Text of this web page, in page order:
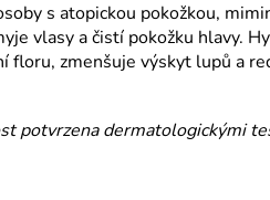
s atopickou pokožkou,
vlasy a čistí pokožku hlavy.
floru, zmenšuje výskyt lupů a
potvrzena dermatologickými